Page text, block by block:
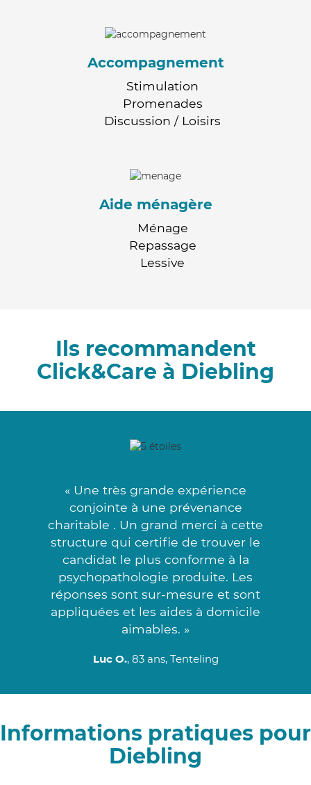
Accompagnement
Stimulation
Promenades
Discussion / Loisirs
Aide ménagère
Ménage
Repassage
Lessive
Ils recommandent
Click&Care à Diebling
« Une très grande expérience
conjointe à une prévenance
charitable . Un grand merci à cette
structure qui certifie de trouver le
candidat le plus conforme à la
psychopathologie produite. Les
réponses sont sur-mesure et sont
appliquées et les aides à domicile
aimables. »
Luc O., 83 ans, Tenteling
Informations pratiques pour
Diebling